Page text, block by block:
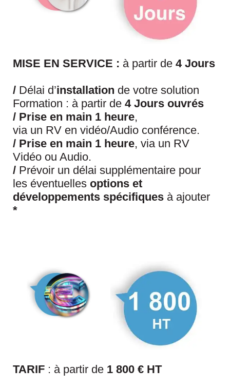
MISE EN SERVICE : à partir de 4 Jours
/ Délai d’installation de votre solution
Formation : à partir de 4 Jours ouvrés
/ Prise en main 1 heure,
via un RV en vidéo/Audio conférence.
/ Prise en main 1 heure, via un RV
Vidéo ou Audio.
/ Prévoir un délai supplémentaire pour
les éventuelles options et
développements spécifiques à ajouter
*
TARIF : à partir de 1 800 € HT